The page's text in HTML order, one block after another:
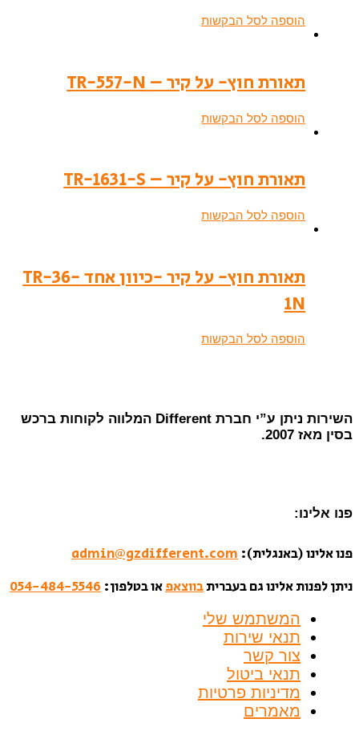
הוספה לסל הבקשות
תאורת חוץ- על קיר – TR-557-N
הוספה לסל הבקשות
תאורת חוץ- על קיר – TR-1631-S
הוספה לסל הבקשות
תאורת חוץ- על קיר -כיוון אחד TR-36-
1N
הוספה לסל הבקשות
השירות ניתן ע”י חברת Different המלווה לקוחות ברכש
בסין מאז 2007.
פנו אלינו:
פנו אלינו (באנגלית): admin@gzdifferent.com
ניתן לפנות אלינו גם בעבריתבווצאפאו בטלפון: 054-484-5546
המשתמש שלי
תנאי שירות
צור קשר
תנאי ביטול
מדיניות פרטיות
מאמרים